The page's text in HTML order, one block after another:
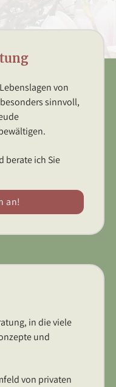
von
sinnvoll,
berate ich Sie
an!
in die viele
und
von privaten